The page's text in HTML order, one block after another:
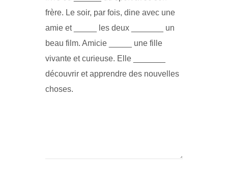
frère. Le soir, par fois, dine avec une
amie et _____ les deux _______ un
beau film. Amicie _____ une fille
vivante et curieuse. Elle _______
découvrir et apprendre des nouvelles
choses.